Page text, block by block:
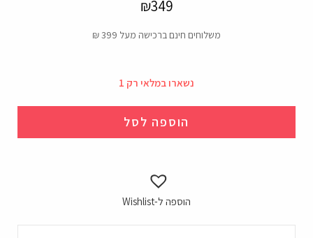
₪349
משלוחים חינם ברכישה מעל 399 ₪
נשארו במלאי רק 1
הוספה לסל
הוספה ל-Wishlist